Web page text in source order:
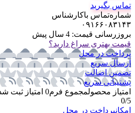
تماس بگیرید
شماره‌تماس‌ با‌کارشناس
۰۹۱۶۶۰۸۳۱۴۳
بروزرسانی قیمت: 4 سال پیش
قیمت بهتری سراغ دارید؟
پرداخت در محل
ارسال سریع
تضمین اصالت
پشتیبانی سریع
امتیاز محصولمجموع فرم0 امتیاز ثبت
0/5
امکانپرداخت در محل